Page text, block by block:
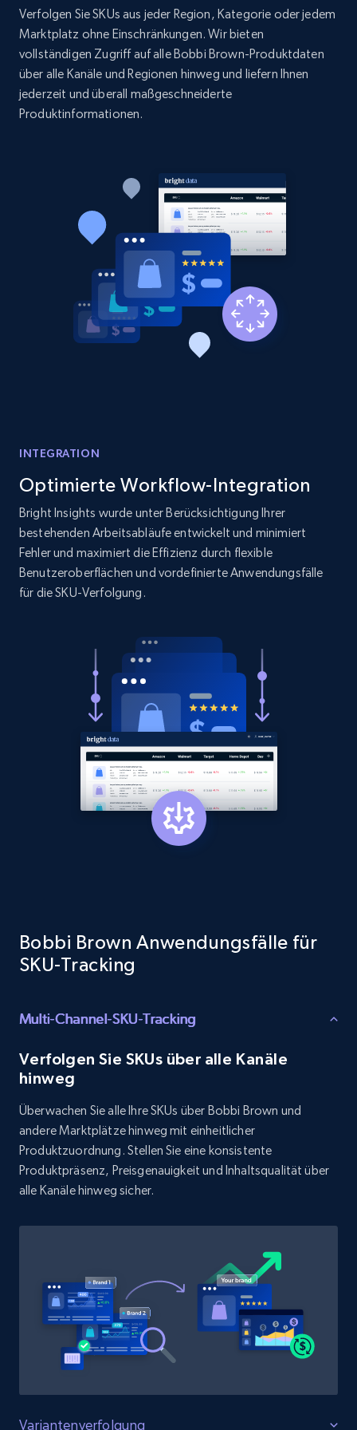
322+ Jetzt anfangen
Etsy - Collect data on products using
specified keywords
price, and more.
1.9K+ Jetzt anfangen
Etsy - Collects data from shop's URL
URL, Product id, Listing inventory id, Title, Rating,
Reviews count shop, Reviews count item, Initial
Amazon products search
Asin, URL, Name, Sponsored, Initial price, Final
price, Currency, Sold, and more.
1.6K+ 181+ Jetzt anfangen
URL, Product id, Title, Product description,
Rating, Reviews count, Initial price, Discount,
and more.
1.3K+ 175+ Jetzt anfangen
Target - Gather data on products using
1.3K+ 175+ Jetzt anfangen
Target - Discover products by category url
URL, Product id, Title, Product description,
Rating, Reviews count, Initial price, Discount,
and more.
1.3K+ 175+ Jetzt anfangen
URL, Product id, Title, Product description,
Rating, Reviews count, Initial price, Discount,
and more.
1.3K+ 175+ Jetzt anfangen
Verfolgen Sie SKUs aus jeder Region, Kategorie oder jedem
Marktplatz ohne Einschränkungen. Wir bieten
vollständigen Zugriff auf alle Bobbi Brown-Produktdaten
über alle Kanäle und Regionen hinweg und liefern Ihnen
jederzeit und überall maßgeschneiderte
Produktinformationen.
INTEGRATION
Optimierte Workflow-Integration
Bright Insights wurde unter Berücksichtigung Ihrer
bestehenden Arbeitsabläufe entwickelt und minimiert
Fehler und maximiert die Effizienz durch flexible
Benutzeroberflächen und vordefinierte Anwendungsfälle
für die SKU-Verfolgung.
Bobbi Brown Anwendungsfälle für
SKU-Tracking
Multi-Channel-SKU-Tracking
Verfolgen Sie SKUs über alle Kanäle
hinweg
Überwachen Sie alle Ihre SKUs über Bobbi Brown und
andere Marktplätze hinweg mit einheitlicher
Produktzuordnung. Stellen Sie eine konsistente
Produktpräsenz, Preisgenauigkeit und Inhaltsqualität über
alle Kanäle hinweg sicher.
Variantenverfolgung